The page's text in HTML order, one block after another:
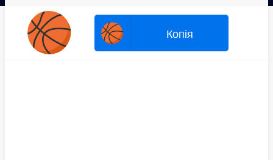
🏀 🏀 Копія